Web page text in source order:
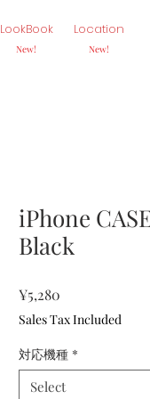
LookBook
New!
Location
New!
iPhone
Black
¥5,280
Sales Tax Included
対応機種 *
Select